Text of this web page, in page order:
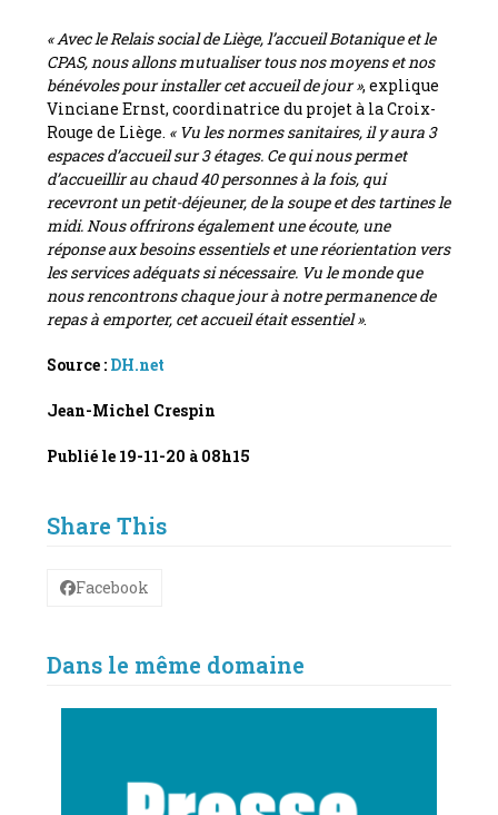
« Avec le Relais social de Liège, l’accueil Botanique et le
CPAS, nous allons mutualiser tous nos moyens et nos
bénévoles pour installer cet accueil de jour », explique
Vinciane Ernst, coordinatrice du projet à la Croix-
Rouge de Liège. « Vu les normes sanitaires, il y aura 3
espaces d’accueil sur 3 étages. Ce qui nous permet
d’accueillir au chaud 40 personnes à la fois, qui
recevront un petit-déjeuner, de la soupe et des tartines le
midi. Nous offrirons également une écoute, une
réponse aux besoins essentiels et une réorientation vers
les services adéquats si nécessaire. Vu le monde que
nous rencontrons chaque jour à notre permanence de
repas à emporter, cet accueil était essentiel ».
Source : DH.net
Jean-Michel Crespin
Publié le 19-11-20 à 08h15
Share This
Facebook
Dans le même domaine